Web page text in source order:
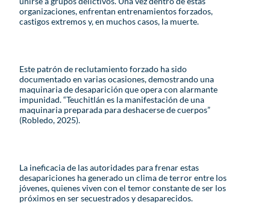
organizaciones, enfrentan entrenamientos forzados,
castigos extremos y, en muchos casos, la muerte.
Este patrón de reclutamiento forzado ha sido
documentado en varias ocasiones, demostrando una
maquinaria de desaparición que opera con alarmante
impunidad. “Teuchitlán es la manifestación de una
maquinaria preparada para deshacerse de cuerpos”
(Robledo, 2025).
La ineficacia de las autoridades para frenar estas
desapariciones ha generado un clima de terror entre los
jóvenes, quienes viven con el temor constante de ser los
próximos en ser secuestrados y desaparecidos.